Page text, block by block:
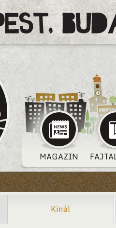
MAGAZIN
Kínál